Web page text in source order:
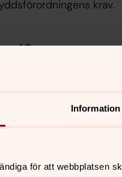
Information
för att webbplatsen
krav.
vi?
ditt namn och din e-
med oss och den typ
om dig, exempelvis